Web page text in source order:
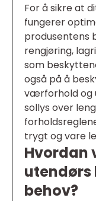
For å sikre at
fungerer
produsentens
rengjøring,
som
også på å
værforhold og
sollys over
trygt og vare
Hvordan
utendørs
behov?